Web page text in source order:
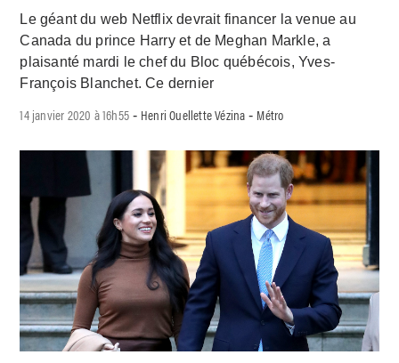
Le géant du web Netflix devrait financer la venue au
Canada du prince Harry et de Meghan Markle, a
plaisanté mardi le chef du Bloc québécois, Yves-
François Blanchet. Ce dernier
14 janvier 2020 à 16h55 - Henri Ouellette Vézina - Métro